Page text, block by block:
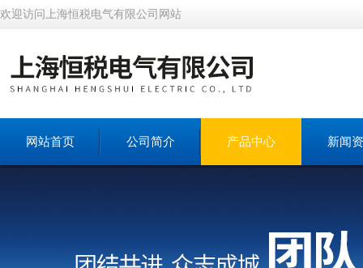
欢迎访问上海恒税电气有限公司网站
网站首页 公司简介 产品中心 新闻